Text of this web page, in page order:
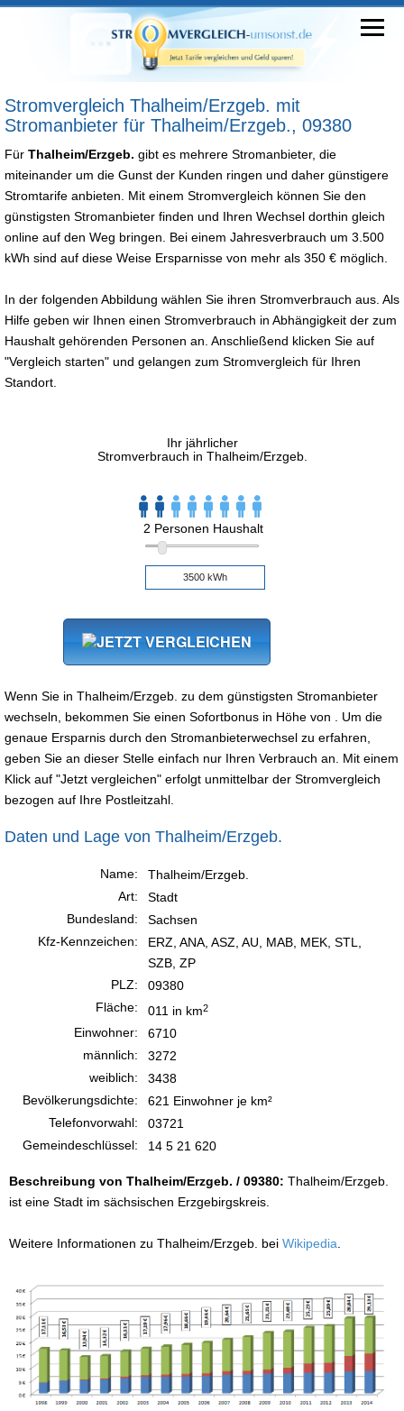
Stromvergleich Thalheim/Erzgeb. mit
Stromanbieter für Thalheim/Erzgeb., 09380
Für Thalheim/Erzgeb. gibt es mehrere Stromanbieter, die
miteinander um die Gunst der Kunden ringen und daher günstigere
Stromtarife anbieten. Mit einem Stromvergleich können Sie den
günstigsten Stromanbieter finden und Ihren Wechsel dorthin gleich
online auf den Weg bringen. Bei einem Jahresverbrauch um 3.500
kWh sind auf diese Weise Ersparnisse von mehr als 350 € möglich.
In der folgenden Abbildung wählen Sie ihren Stromverbrauch aus. Als
Hilfe geben wir Ihnen einen Stromverbrauch in Abhängigkeit der zum
Haushalt gehörenden Personen an. Anschließend klicken Sie auf
"Vergleich starten" und gelangen zum Stromvergleich für Ihren
Standort.
Ihr jährlicher
Stromverbrauch in Thalheim/Erzgeb.
2 Personen Haushalt
Wenn Sie in Thalheim/Erzgeb. zu dem günstigsten Stromanbieter
wechseln, bekommen Sie einen Sofortbonus in Höhe von . Um die
genaue Ersparnis durch den Stromanbieterwechsel zu erfahren,
geben Sie an dieser Stelle einfach nur Ihren Verbrauch an. Mit einem
Klick auf "Jetzt vergleichen" erfolgt unmittelbar der Stromvergleich
bezogen auf Ihre Postleitzahl.
Daten und Lage von Thalheim/Erzgeb.
Name:
Thalheim/Erzgeb.
Art:
Stadt
Bundesland:
Sachsen
Kfz-Kennzeichen:
ERZ, ANA, ASZ, AU, MAB, MEK, STL,
SZB, ZP
PLZ:
09380
Fläche:
011 in km2
Einwohner:
6710
männlich:
3272
weiblich:
3438
Bevölkerungsdichte:
621 Einwohner je km²
Telefonvorwahl:
03721
Gemeindeschlüssel:
14 5 21 620
Beschreibung von Thalheim/Erzgeb. / 09380: Thalheim/Erzgeb.
ist eine Stadt im sächsischen Erzgebirgskreis.
Weitere Informationen zu Thalheim/Erzgeb. bei Wikipedia